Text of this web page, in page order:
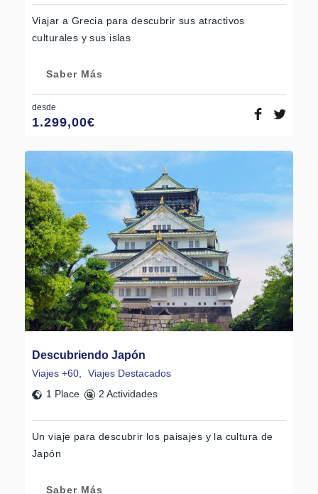
Viajar a Grecia para descubrir sus atractivos
culturales y sus islas
Saber Más
desde
1.299,00€
Descubriendo Japón
Viajes +60,
Viajes Destacados
1 Place
2 Actividades
Un viaje para descubrir los paisajes y la cultura de
Japón
Saber Más